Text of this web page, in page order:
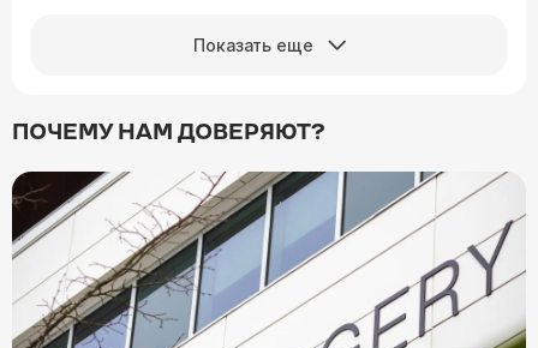
Показать еще
ПОЧЕМУ НАМ ДОВЕРЯЮТ?